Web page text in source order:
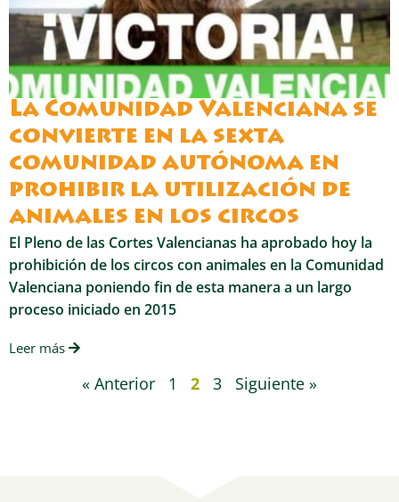
La Comunidad Valenciana se
convierte en la sexta
comunidad autónoma en
prohibir la utilización de
animales en los circos
El Pleno de las Cortes Valencianas ha aprobado hoy la
prohibición de los circos con animales en la Comunidad
Valenciana poniendo fin de esta manera a un largo
proceso iniciado en 2015
Leer más
« Anterior 1 2 3 Siguiente »